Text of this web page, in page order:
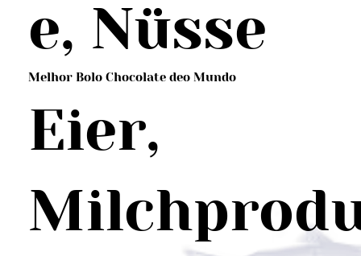
e, Nüsse
Melhor Bolo Chocolate deo Mundo
Eier,